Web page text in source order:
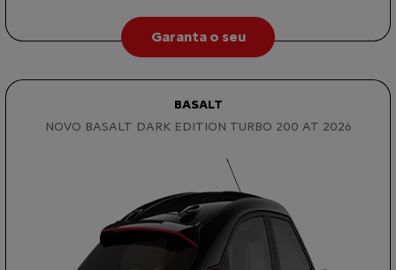
Garanta o seu
BASALT
NOVO BASALT DARK EDITION TURBO 200 AT 2026